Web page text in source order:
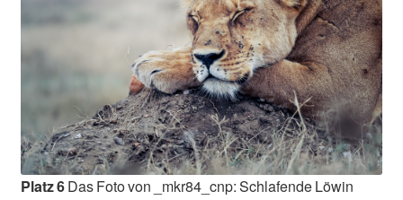
Platz 6Das Foto von _mkr84_cnp: Schlafende Löwin